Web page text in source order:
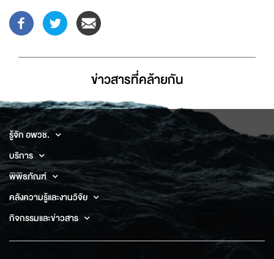
ข่าวสารที่่คล้ายกัน
รู้จัก อพวช.
บริการ
พิพิธภัณฑ์
คลังความรู้และงานวิจัย
กิจกรรมและข่าวสาร